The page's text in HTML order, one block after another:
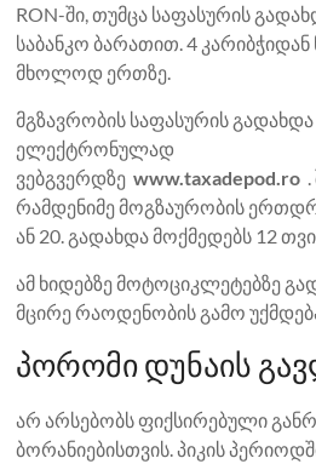
RON-ში, თუმცა საფასურის
საბანკო ბარათით. 4
მხოლოდ ერთზე.
მგზავრობის საფასურის
ელექტრონულად
ვებგვერდზე www.taxadepod.ro
რამდენიმე მოგზაურობის
ან 20. გადახდა მოქმედებს 12
ამ ხიდებზე მოტოციკლეტებზე
მცირე რაოდენობის გამო
პორომი დუნაის
არ არსებობს ფიქსირებული
ბორანიებისთვის. პიკის